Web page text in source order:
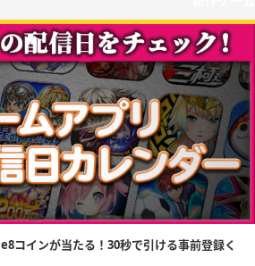
コインが当たる！30秒で引ける事前登録く